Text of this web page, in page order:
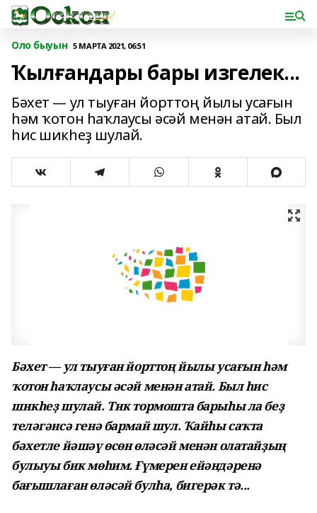
Оло быуын 5 МАРТА 2021, 06:51
Ҡылғандары бары изгелек...
Бәхет — ул тыуған йорттоң йылы усағын
һәм ҡотон һаҡлаусы әсәй менән атай. Был
һис шикһеҙ шулай.
Бәхет — ул тыуған йорттоң йылы усағын һәм
ҡотон һаҡлаусы әсәй менән атай. Был һис
шикһеҙ шулай. Тик тормошта барыһы ла беҙ
теләгәнсә генә бармай шул. Ҡайһы саҡта
бәхетле йәшәү өсөн өләсәй менән олатайҙың
булыуы бик мөһим. Ғүмерен ейәндәренә
бағышлаған өләсәй булһа, бигерәк тә...